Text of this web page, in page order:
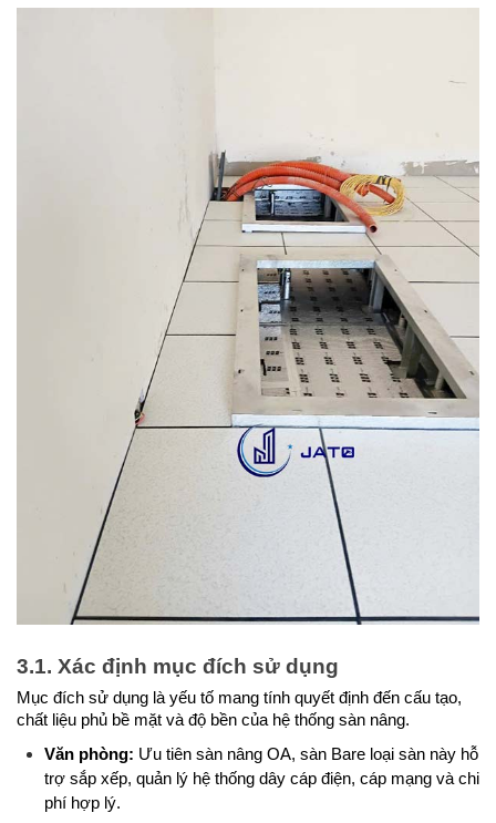
3.1. Xác định mục đích sử dụng
Mục đích sử dụng là yếu tố mang tính quyết định đến cấu tạo,
chất liệu phủ bề mặt và độ bền của hệ thống sàn nâng.
Văn phòng: Ưu tiên sàn nâng OA, sàn Bare loại sàn này hỗ
trợ sắp xếp, quản lý hệ thống dây cáp điện, cáp mạng và chi
phí hợp lý.